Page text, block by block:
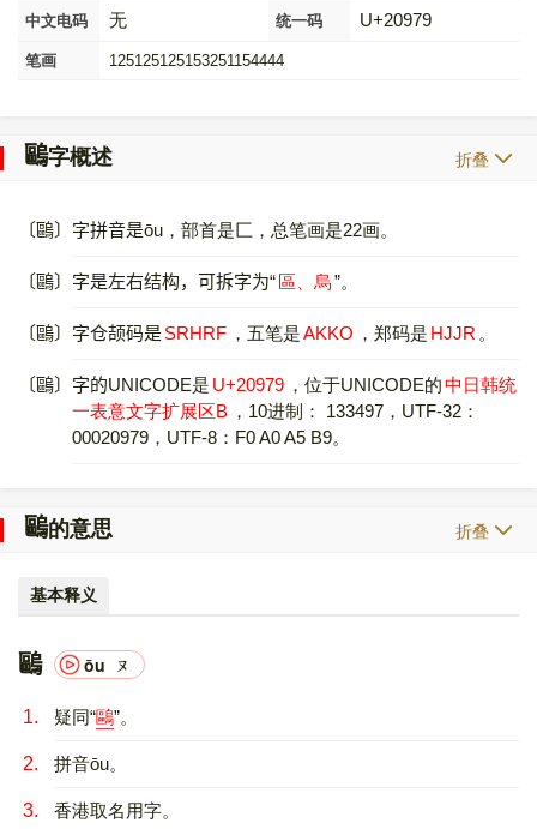
中文电码 无 统一码 U+20979
笔画 125125125153251154444
𠥹字概述 折叠
〔𠥹〕字拼音是ōu，部首是匚，总笔画是22画。
〔𠥹〕字是左右结构，可拆字为“區、烏”。
〔𠥹〕字仓颉码是SRHRF ，五笔是AKKO ，郑码是 HJJR 。
〔𠥹〕字的UNICODE是 U+20979 ，位于UNICODE的中日韩统
一表意文字扩展区B ，10进制： 133497，UTF-32：
00020979，UTF-8：F0 A0 A5 B9。
𠥹的意思 折叠
基本释义
𠥹 ōu ㄡ
1. 疑同“鷗”。
2. 拼音ōu。
3. 香港取名用字。